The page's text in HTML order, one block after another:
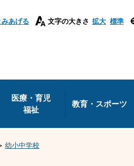
みあげる 文字の大きさ 拡大 標準
医療・育児
福祉
教育・スポーツ
幼小中学校